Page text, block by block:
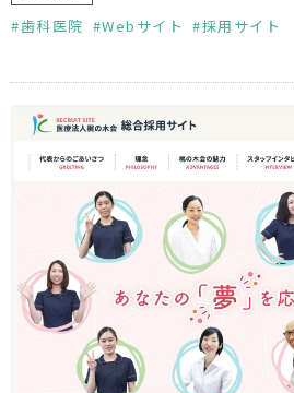
歯科医院
Webサイト
採用サイト